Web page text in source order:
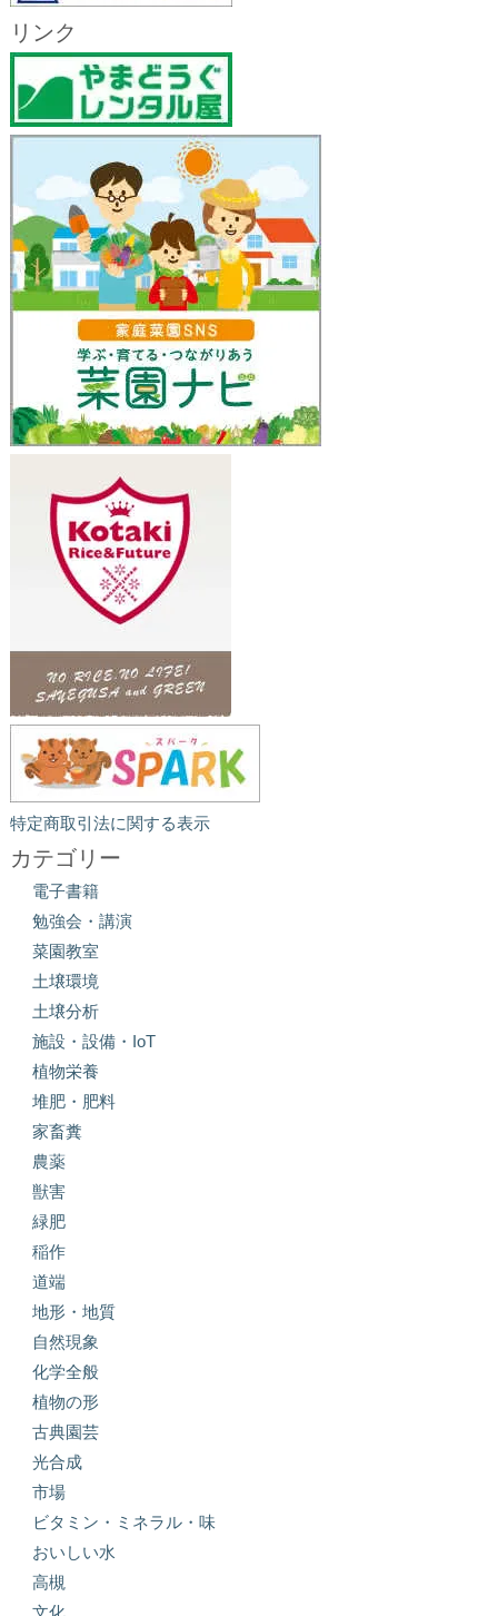
リンク
特定商取引法に関する表示
カテゴリー
電子書籍
勉強会・講演
菜園教室
土壌環境
土壌分析
施設・設備・IoT
植物栄養
堆肥・肥料
家畜糞
農薬
獣害
緑肥
稲作
道端
地形・地質
自然現象
化学全般
植物の形
古典園芸
光合成
市場
ビタミン・ミネラル・味
おいしい水
高槻
文化